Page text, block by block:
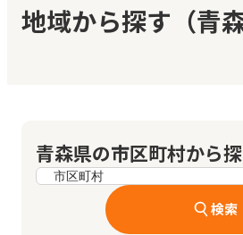
保育園・幼稚園を探す
マイページ
閲覧履歴
地域から探す（青森
青森県の市区町村から
検索